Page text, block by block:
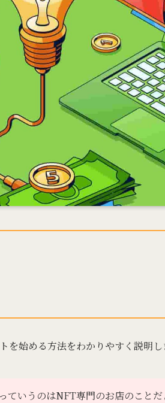
始める方法をわかりやすく説明し
ていうのはNFT専門のお店のことだ